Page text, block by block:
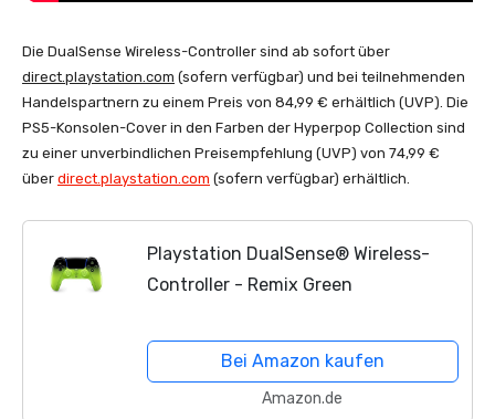
Die DualSense Wireless-Controller sind ab sofort über
direct.playstation.com (sofern verfügbar) und bei teilnehmenden
Handelspartnern zu einem Preis von 84,99 € erhältlich (UVP). Die
PS5-Konsolen-Cover in den Farben der Hyperpop Collection sind
zu einer unverbindlichen Preisempfehlung (UVP) von 74,99 €
über direct.playstation.com (sofern verfügbar) erhältlich.
Playstation DualSense® Wireless-
Controller - Remix Green
Bei Amazon kaufen
Amazon.de